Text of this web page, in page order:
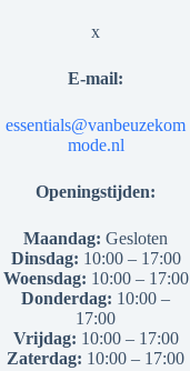
x
E-mail:
essentials@vanbeuzekom
mode.nl
Openingstijden:
Maandag: Gesloten
Dinsdag: 10:00 – 17:00
Woensdag: 10:00 – 17:00
Donderdag: 10:00 –
17:00
Vrijdag: 10:00 – 17:00
Zaterdag: 10:00 – 17:00